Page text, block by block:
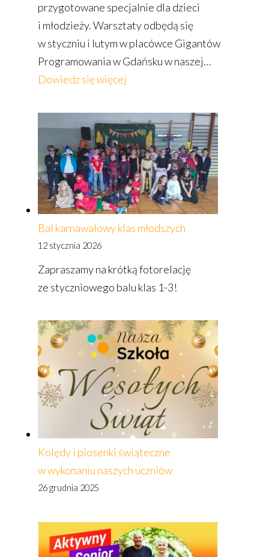
przygotowane specjalnie dla dzieci
i młodzieży. Warsztaty odbędą się
w styczniu i lutym w placówce Gigantów
Programowania w Gdańsku w naszej…
Dowiedz się więcej
warsztaty
z programowania!
Bal karnawałowy klas młodszych
12 stycznia 2026
Zapraszamy na krótką fotorelację
ze styczniowego balu klas 1-3!
Kolędy i piosenki świąteczne
w wykonaniu naszych uczniów
26 grudnia 2025